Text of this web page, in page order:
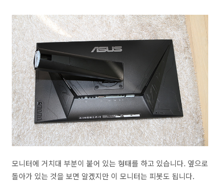
모니터에 거치대 부분이 붙어 있는 형태를 하고 있습니다. 옆으로
돌아가 있는 것을 보면 알겠지만 이 모니터는 피봇도 됩니다.